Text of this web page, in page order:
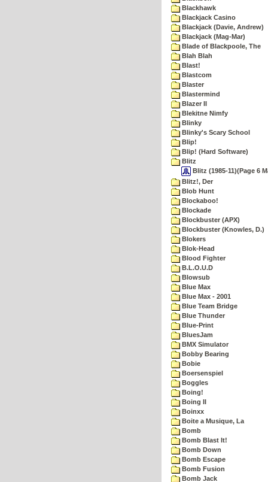
Blackhawk
Blackjack Casino
Blackjack (Davie, Andrew)
Blackjack (Mag-Mar)
Blade of Blackpoole, The
Blah Blah
Blast!
Blastcom
Blaster
Blastermind
Blazer II
Blekitne Nimfy
Blinky
Blinky's Scary School
Blip!
Blip! (Hard Software)
Blitz
Blitz (1985-11)(Page 6
Blitz!, Der
Blob Hunt
Blockaboo!
Blockade
Blockbuster (APX)
Blockbuster (Knowles, D.)
Blokers
Blok-Head
Blood Fighter
B.L.O.U.D
Blowsub
Blue Max
Blue Max - 2001
Blue Team Bridge
Blue Thunder
Blue-Print
BluesJam
BMX Simulator
Bobby Bearing
Bobie
Boersenspiel
Boggles
Boing!
Boing II
Boinxx
Boite a Musique, La
Bomb
Bomb Blast It!
Bomb Down
Bomb Escape
Bomb Fusion
Bomb Jack